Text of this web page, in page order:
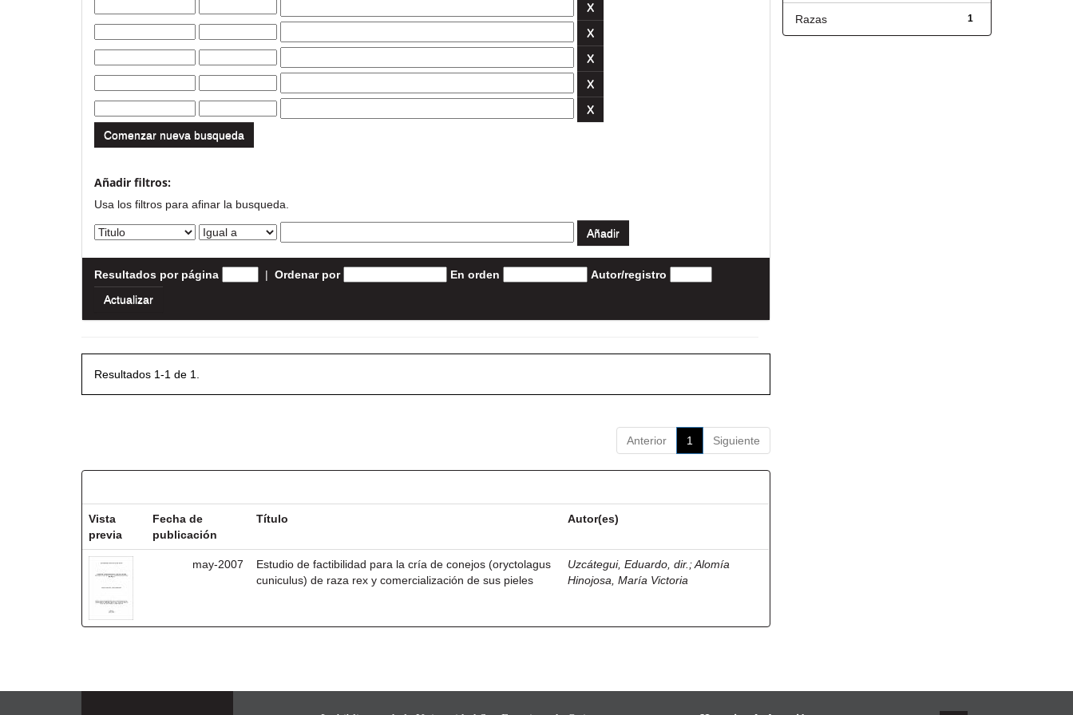
Comenzar nueva busqueda
Añadir filtros:
Usa los filtros para afinar la busqueda.
Resultados por página | Ordenar por En orden Autor/registro
Resultados 1-1 de 1.
Anterior 1 Siguiente
Vista
previa
Fecha de
publicación
Título Autor(es)
may-2007
Estudio de factibilidad para la cría de conejos (oryctolagus
cuniculus) de raza rex y comercialización de sus pieles
Uzcátegui, Eduardo, dir. ;Alomía
Hinojosa, María Victoria
1
Razas